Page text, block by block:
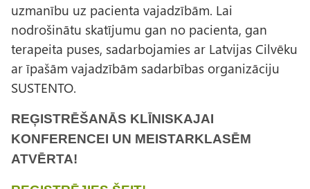
uzmanību uz pacienta vajadzībām. Lai
nodrošinātu skatījumu gan no pacienta, gan
terapeita puses, sadarbojamies ar Latvijas Cilvēku
ar īpašām vajadzībām sadarbības organizāciju
SUSTENTO.
REĢISTRĒŠANĀS KLĪNISKAJAI
KONFERENCEI UN MEISTARKLASĒM
ATVĒRTA!